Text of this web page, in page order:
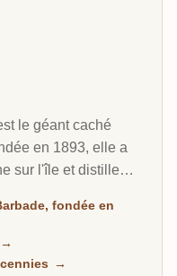
le géant caché
en 1893, elle a
sur l'île et distille
foyer barbadien de
de sa
noms.
fondée en
→
→